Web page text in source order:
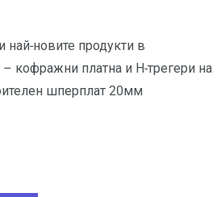
най-новите продукти в
– кофражни платна и Н-трегери на
шперплат 20мм